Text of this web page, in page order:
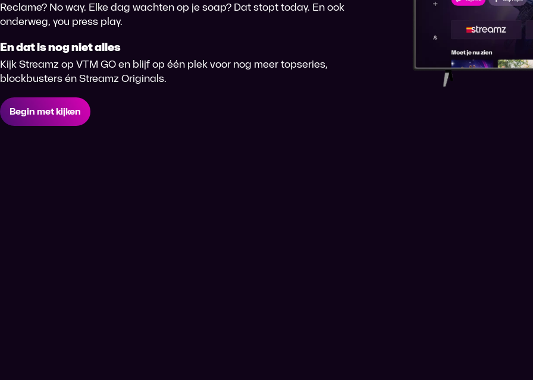
Reclame? No way. Elke dag wachten op je soap? Dat stopt today. En ook
onderweg, you press play.
En dat is nog niet alles
Kijk Streamz op VTM GO en blijf op één plek voor nog meer topseries,
blockbusters én Streamz Originals.
Begin met kijken